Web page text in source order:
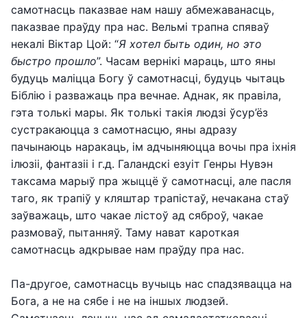
самотнасць паказвае нам нашу абмежаванасць,
паказвае праўду пра нас. Вельмі трапна спяваў
некалі Віктар Цой: “Я хотел быть один, но это
быстро прошло”. Часам вернікі мараць, што яны
будуць маліцца Богу ў самотнасці, будуць чытаць
Біблію і разважаць пра вечнае. Аднак, як правіла,
гэта толькі мары. Як толькі такія людзі ўсур’ёз
сустракаюцца з самотнасцю, яны адразу
пачынаюць наракаць, ім адчыняюцца вочы пра іхнія
ілюзіі, фантазіі і г.д. Галандскі езуіт Генры Нувэн
таксама марыў пра жыццё ў самотнасці, але пасля
таго, як трапіў у кляштар трапістаў, нечакана стаў
заўважаць, што чакае лістоў ад сяброў, чакае
размоваў, пытанняў. Таму нават кароткая
самотнасць адкрывае нам праўду пра нас.
Па-другое, самотнасць вучыць нас спадзявацца на
Бога, а не на сябе і не на іншых людзей.